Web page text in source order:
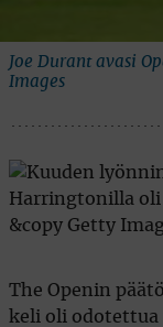
Joe Durant avasi
Images
The Openin
keli oli